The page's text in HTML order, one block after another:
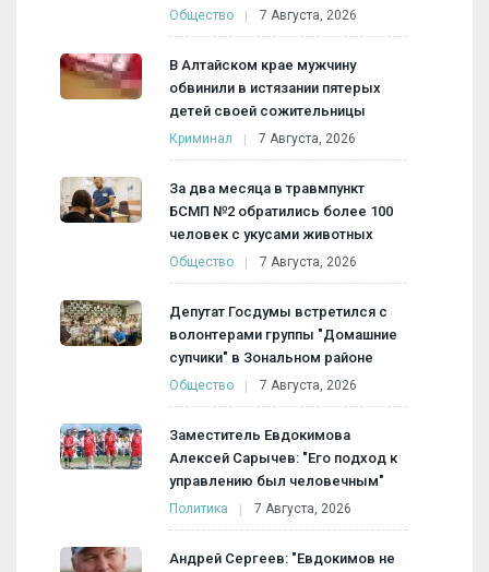
Общество 7 Августа, 2026
В Алтайском крае мужчину
обвинили в истязании пятерых
детей своей сожительницы
Криминал 7 Августа, 2026
За два месяца в травмпункт
БСМП №2 обратились более 100
человек с укусами животных
Общество 7 Августа, 2026
Депутат Госдумы встретился с
волонтерами группы "Домашние
супчики" в Зональном районе
Общество 7 Августа, 2026
Заместитель Евдокимова
Алексей Сарычев: "Его подход к
управлению был человечным"
Политика 7 Августа, 2026
Андрей Сергеев: "Евдокимов не